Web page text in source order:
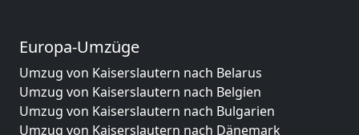
Europa-Umzüge
Umzug von Kaiserslautern nach Belarus
Umzug von Kaiserslautern nach Belgien
Umzug von Kaiserslautern nach Bulgarien
Umzug von Kaiserslautern nach Dänemark